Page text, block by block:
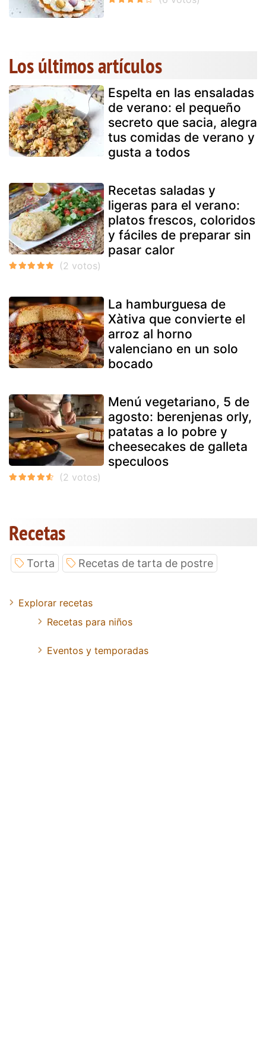
Los últimos artículos
Espelta en las ensaladas
de verano: el pequeño
secreto que sacia, alegra
tus comidas de verano y
gusta a todos
Recetas saladas y
ligeras para el verano:
platos frescos, coloridos
y fáciles de preparar sin
pasar calor
La hamburguesa de
Xàtiva que convierte el
arroz al horno
valenciano en un solo
bocado
Menú vegetariano, 5 de
agosto: berenjenas orly,
patatas a lo pobre y
cheesecakes de galleta
speculoos
Recetas
Torta Recetas de tarta de postre
Explorar recetas
Recetas para niños
Eventos y temporadas